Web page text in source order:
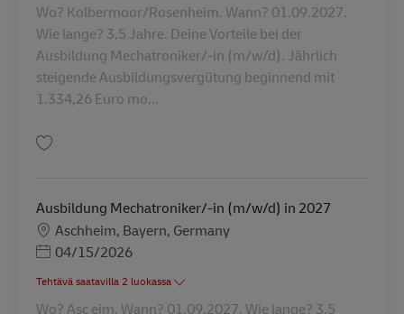
Wo? Kolbermoor/Rosenheim. Wann? 01.09.2027.
Wie lange? 3,5 Jahre. Deine Vorteile bei der
Ausbildung Mechatroniker/-in (m/w/d). Jährlich
steigende Ausbildungsvergütung beginnend mit
1.334,26 Euro mo...
Ausbildung Mechatroniker/-in (m/w/d) in 2027
Sijainti
Aschheim, Bayern, Germany
Posted Date
04/15/2026
Tehtävä saatavilla 2 luokassa
Wo? Asc eim. Wann? 01.09.2027. Wie lange? 3,5